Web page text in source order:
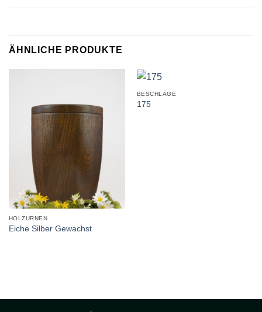
ÄHNLICHE PRODUKTE
HOLZURNEN
Eiche Silber Gewachst
BESCHLÄGE
175